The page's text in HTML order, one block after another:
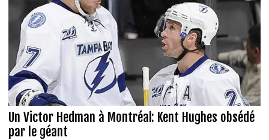
Un Victor Hedman à Montréal: Kent Hughes obsédé
par le géant